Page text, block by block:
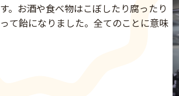
。お酒や食べ物はこぼしたり腐ったり
て飴になりました。全てのことに意味